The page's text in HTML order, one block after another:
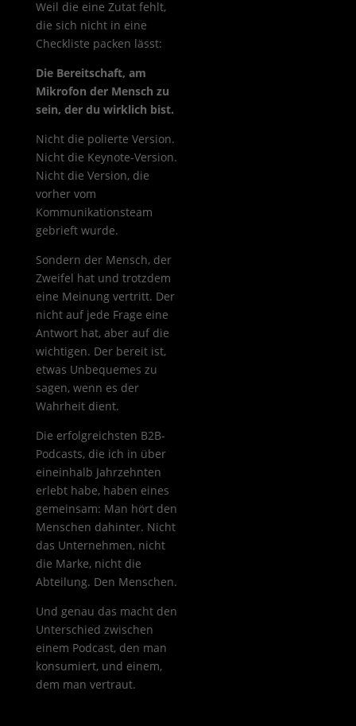
Weil die eine Zutat fehlt,
die sich nicht in eine
Checkliste packen lässt:
Die Bereitschaft, am
Mikrofon der Mensch zu
sein, der du wirklich bist.
Nicht die polierte Version.
Nicht die Keynote-Version.
Nicht die Version, die
vorher vom
Kommunikationsteam
gebrieft wurde.
Sondern der Mensch, der
Zweifel hat und trotzdem
eine Meinung vertritt. Der
nicht auf jede Frage eine
Antwort hat, aber auf die
wichtigen. Der bereit ist,
etwas Unbequemes zu
sagen, wenn es der
Wahrheit dient.
Die erfolgreichsten B2B-
Podcasts, die ich in über
eineinhalb Jahrzehnten
erlebt habe, haben eines
gemeinsam: Man hört den
Menschen dahinter. Nicht
das Unternehmen, nicht
die Marke, nicht die
Abteilung. Den Menschen.
Und genau das macht den
Unterschied zwischen
einem Podcast, den man
konsumiert, und einem,
dem man vertraut.